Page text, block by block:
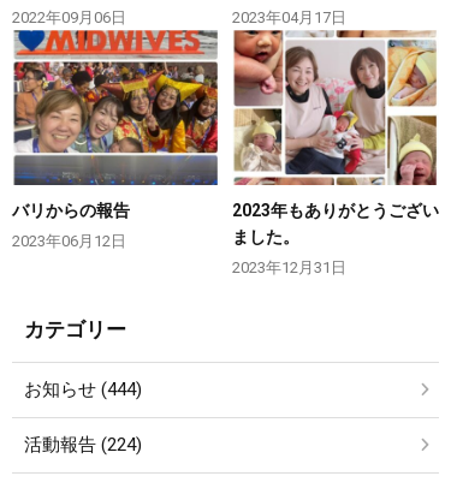
2022年09月06日 2023年04月17日
バリからの報告
2023年06月12日
2023年もありがとうござい
ました。
2023年12月31日
カテゴリー
お知らせ (444)
活動報告 (224)